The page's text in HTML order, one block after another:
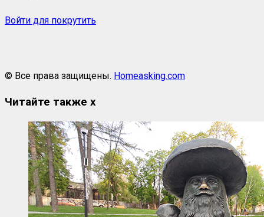
Войти для покрутить
© Все права защищены. Homeasking.com
Читайте также x